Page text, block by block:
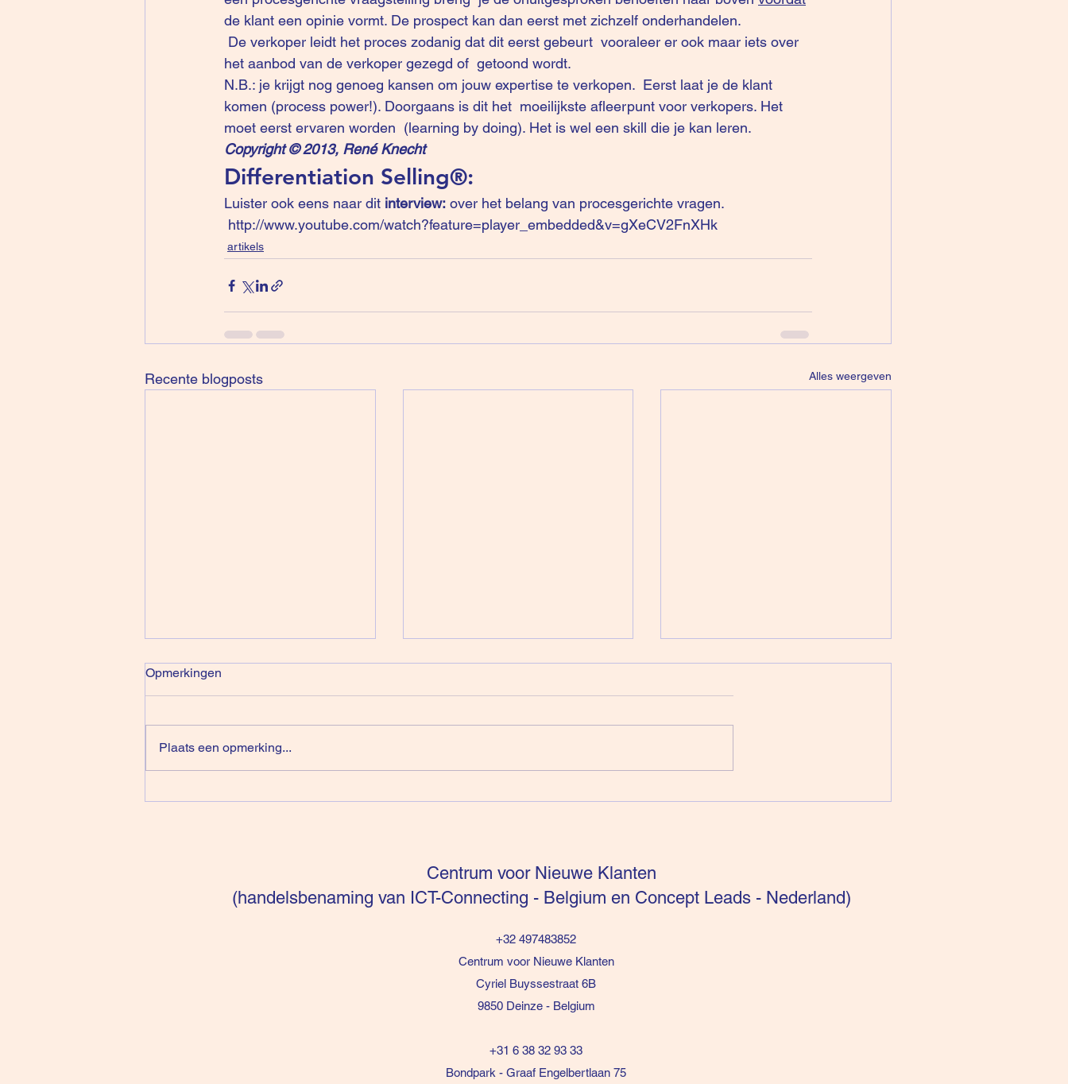
de klant een opinie vormt. De prospect kan dan eerst met zichzelf onderhandelen.
het aanbod van de verkoper gezegd of  getoond wordt.
N.B.: je krijgt nog genoeg kansen om jouw expertise te verkopen.  Eerst laat je de klant
komen (process power!). Doorgaans is dit het  moeilijkste afleerpunt voor verkopers. Het
moet eerst ervaren worden  (learning by doing). Het is wel een skill die je kan leren.
Copyright © 2013, René Knecht
Differentiation Selling®:
Luister ook eens naar dit interview: over het belang van procesgerichte vragen.
http://www.youtube.com/watch?feature=player_embedded&v=gXeCV2FnXHk
artikels
Recente blogposts Alles weergeven
Opmerkingen
Plaats een opmerking...
Centrum voor Nieuwe Klanten
(handelsbenaming van ICT-Connecting - Belgium en Concept Leads - Nederland)
+32 497483852
Centrum voor Nieuwe Klanten
Cyriel Buyssestraat 6B
9850 Deinze - Belgium
+31 6 38 32 93 33
Bondpark - Graaf Engelbertlaan 75